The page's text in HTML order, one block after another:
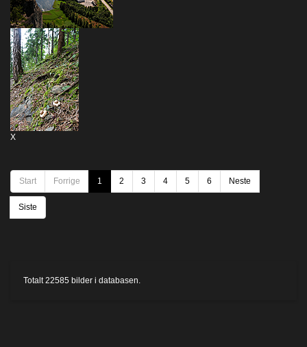
X
Start Forrige 1 2 3 4 5 6 Neste
Siste
Totalt 22585 bilder i databasen.